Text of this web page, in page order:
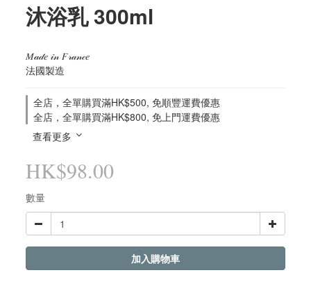
沐浴乳 300ml
𝑀𝒶𝒹𝑒 𝒾𝓃 𝐹𝓇𝒶𝓃𝒸𝑒
法國製造
全店，全單購買滿HK$500, 免順豐運費優惠
全店，全單購買滿HK$800, 免上門運費優惠
查看更多
HK$98.00
數量
加入購物車